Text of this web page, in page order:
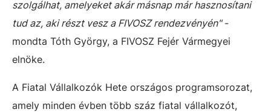
szolgálhat, amelyeket akár másnap már hasznosítani
tud az, aki részt vesz a FIVOSZ rendezvényén"-
mondta Tóth György, a FIVOSZ Fejér Vármegyei
elnöke.
A Fiatal Vállalkozók Hete országos programsorozat,
amely minden évben több száz fiatal vállalkozót,